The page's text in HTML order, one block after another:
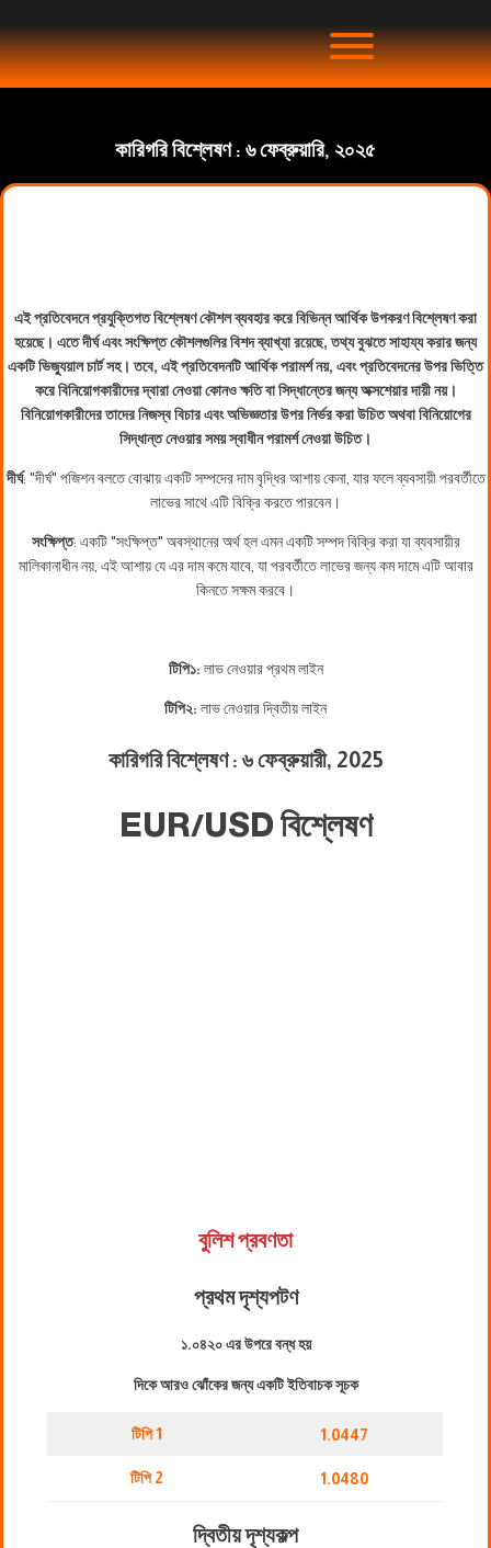
কারিগরি বিশ্লেষণ : ৬ ফেব্রুয়ারি, ২০২৫
এই প্রতিবেদনে প্রযুক্তিগত বিশ্লেষণ কৌশল ব্যবহার করে বিভিন্ন আর্থিক উপকরণ বিশ্লেষণ করা
হয়েছে। এতে দীর্ঘ এবং সংক্ষিপ্ত কৌশলগুলির বিশদ ব্যাখ্যা রয়েছে, তথ্য বুঝতে সাহায্য করার জন্য
একটি ভিজ্যুয়াল চার্ট সহ। তবে, এই প্রতিবেদনটি আর্থিক পরামর্শ নয়, এবং প্রতিবেদনের উপর ভিত্তি
করে বিনিয়োগকারীদের দ্বারা নেওয়া কোনও ক্ষতি বা সিদ্ধান্তের জন্য অক্সশেয়ার দায়ী নয়।
বিনিয়োগকারীদের তাদের নিজস্ব বিচার এবং অভিজ্ঞতার উপর নির্ভর করা উচিত অথবা বিনিয়োগের
সিদ্ধান্ত নেওয়ার সময় স্বাধীন পরামর্শ নেওয়া উচিত।
দীর্ঘ: "দীর্ঘ" পজিশন বলতে বোঝায় একটি সম্পদের দাম বৃদ্ধির আশায় কেনা, যার ফলে ব্যবসায়ী পরবর্তীতে
লাভের সাথে এটি বিক্রি করতে পারবেন।
সংক্ষিপ্ত: একটি "সংক্ষিপ্ত" অবস্থানের অর্থ হল এমন একটি সম্পদ বিক্রি করা যা ব্যবসায়ীর
মালিকানাধীন নয়, এই আশায় যে এর দাম কমে যাবে, যা পরবর্তীতে লাভের জন্য কম দামে এটি আবার
কিনতে সক্ষম করবে।
টিপি১: লাভ নেওয়ার প্রথম লাইন
টিপি২: লাভ নেওয়ার দ্বিতীয় লাইন
কারিগরি বিশ্লেষণ : ৬ ফেব্রুয়ারী, 2025
EUR/USD বিশ্লেষণ
বুলিশ প্রবণতা
প্রথম দৃশ্যপটণ
১.০৪২০ এর উপরে বন্ধ হয়
দিকে আরও ঝোঁকের জন্য একটি ইতিবাচক সূচক
টিপি 1 1.0447
টিপি 2 1.0480
দ্বিতীয় দৃশ্যকল্প